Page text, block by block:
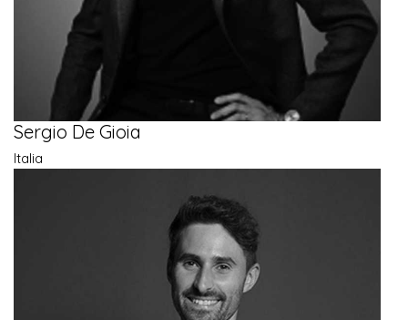
Sergio De Gioia
Italia